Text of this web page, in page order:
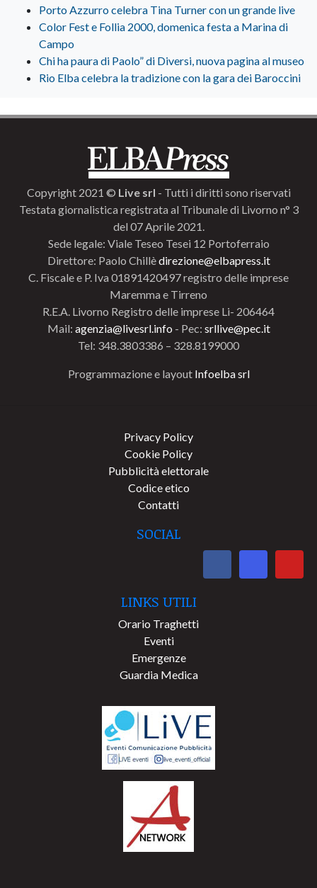
Porto Azzurro celebra Tina Turner con un grande live
Color Fest e Follia 2000, domenica festa a Marina di
Campo
Chi ha paura di Paolo” di Diversi, nuova pagina al museo
Rio Elba celebra la tradizione con la gara dei Baroccini
Copyright 2021 © Live srl - Tutti i diritti sono riservati
Testata giornalistica registrata al Tribunale di Livorno n° 3
del 07 Aprile 2021.
Sede legale: Viale Teseo Tesei 12 Portoferraio
Direttore: Paolo Chillèdirezione@elbapress.it
C. Fiscale e P. Iva 01891420497 registro delle imprese
Maremma e Tirreno
R.E.A. Livorno Registro delle imprese Li- 206464
Mail: agenzia@livesrl.info - Pec: srllive@pec.it
Tel: 348.3803386 – 328.8199000
Programmazione e layout Infoelba srl
Privacy Policy
Cookie Policy
Pubblicità elettorale
Codice etico
Contatti
SOCIAL
LINKS UTILI
Orario Traghetti
Eventi
Emergenze
Guardia Medica